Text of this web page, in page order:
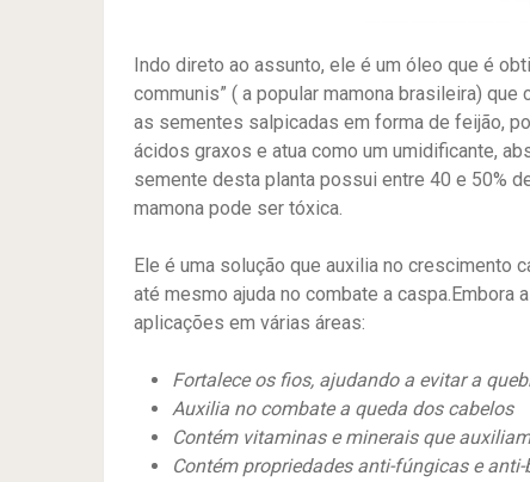
Indo direto ao assunto, ele é um óleo que é
communis” ( a popular mamona brasileira)
as sementes salpicadas em forma de feijão,
ácidos graxos e atua como um umidificante,
semente desta planta possui entre 40 e 50%
mamona pode ser tóxica.
Ele é uma solução que auxilia no crescimento
até mesmo ajuda no combate a
aplicações em várias áreas:
Fortalece os fios, ajudando a evitar a
Auxilia no combate a queda dos cabelos
Contém vitaminas e minerais que
Contém propriedades anti-fúngicas e